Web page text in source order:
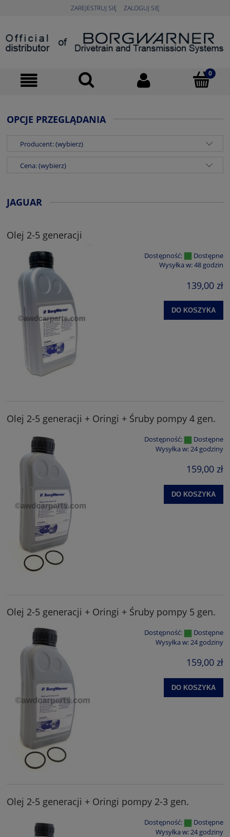
ZAREJESTRUJ SIĘ ZALOGUJ SIĘ
OPCJE PRZEGLĄDANIA
Producent: (wybierz)
Cena: (wybierz)
JAGUAR
Olej 2-5 generacji
Dostępność:
Dostępne
Wysyłka w:48 godzin
139,00 zł
DO KOSZYKA
Olej 2-5 generacji + Oringi + Śruby pompy 4 gen.
Dostępność:
Dostępne
Wysyłka w:24 godziny
159,00 zł
DO KOSZYKA
Olej 2-5 generacji + Oringi + Śruby pompy 5 gen.
Dostępność:
Dostępne
Wysyłka w:24 godziny
159,00 zł
DO KOSZYKA
Olej 2-5 generacji + Oringi pompy 2-3 gen.
Dostępność:
Dostępne
Wysyłka w: 24 godziny